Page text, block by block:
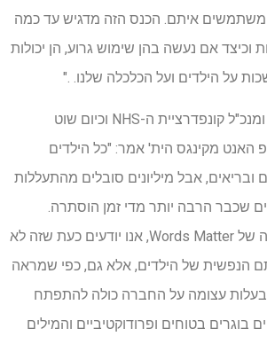
משתמשים איתם. הכנס הזה מדגיש עד כמה
אם נעשה בהן שימוש גרוע, הן יכולות
על הילדים ועל הכלכלה שלנו. ."
שר הבריאות לשעבר ומנכ"ל קונפדרציית ה-NHS וכיום שוט
האנט מקינגס הית' אמר: "כל הילדים
ובריאים, אבל מיליונים סובלים מהתעללות
שכבר הרבה יותר מדי זמן הוסתרה.
בצללים הודות לעבודה של Words Matter, אנו יודעים כעת שזה לא
הנפשית של הילדים, אלא גם, כפי שמראה
עצומה על החברה כולה להתפתח
בוגרים בטוחים ופרודוקטיביים והמילים